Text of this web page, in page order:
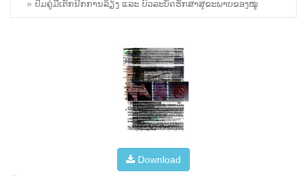
ປື້ມຄູ່ມືເຕັກນີກການລ້ຽງ ແລະ ບົວລະບັດຮັກສາສຸຂະພາບຂອງໝູ
Download